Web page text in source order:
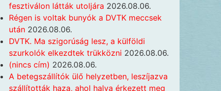
fesztiválon látták utoljára 2026.08.06.
Régen is voltak bunyók a DVTK meccsek
után 2026.08.06.
DVTK. Ma szigorúság lesz, a külföldi
szurkolók elkezdtek trükközni 2026.08.06.
(nincs cím) 2026.08.06.
A betegszállítók ülő helyzetben, leszíjazva
szállították haza, ahol halva érkezett meg